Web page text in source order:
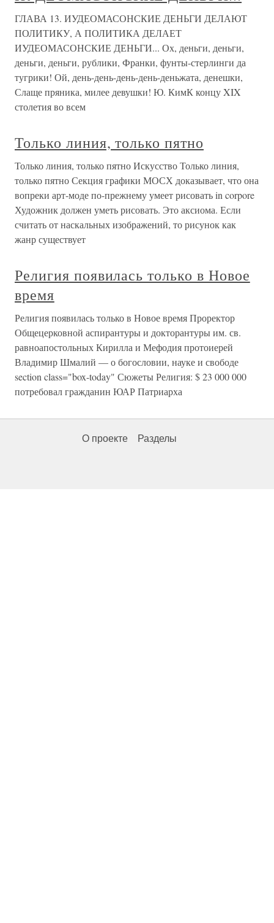
ГЛАВА 13. ИУДЕОМАСОНСКИЕ ДЕНЬГИ ДЕЛАЮТ
ПОЛИТИКУ, А ПОЛИТИКА ДЕЛАЕТ
ИУДЕОМАСОНСКИЕ ДЕНЬГИ... Ох, деньги, деньги,
деньги, деньги, рублики, Франки, фунты-стерлинги да
тугрики! Ой, день-день-день-день-деньжата, денешки,
Слаще пряника, милее девушки! Ю. КимК концу XIX
столетия во всем
Только линия, только пятно
Только линия, только пятно Искусство Только линия,
только пятно Секция графики МОСХ доказывает, что она
вопреки арт-моде по-прежнему умеет рисовать in corpore
Художник должен уметь рисовать. Это аксиома. Если
считать от наскальных изображений, то рисунок как
жанр существует
Религия появилась только в Новое
время
Религия появилась только в Новое время Проректор
Общецерковной аспирантуры и докторантуры им. св.
равноапостольных Кирилла и Мефодия протоиерей
Владимир Шмалий — о богословии, науке и свободе
section class="box-today" Сюжеты Религия: $ 23 000 000
потребовал гражданин ЮАР Патриарха
О проекте Разделы